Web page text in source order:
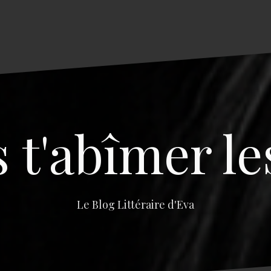
t'abîmer
Le Blog Littéraire d'Eva